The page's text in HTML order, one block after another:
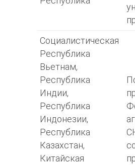
Социалистическая
Республика
Вьетнам,
Республика
Индии,
Республика
Индонезии,
Республика
Казахстан,
Китайская